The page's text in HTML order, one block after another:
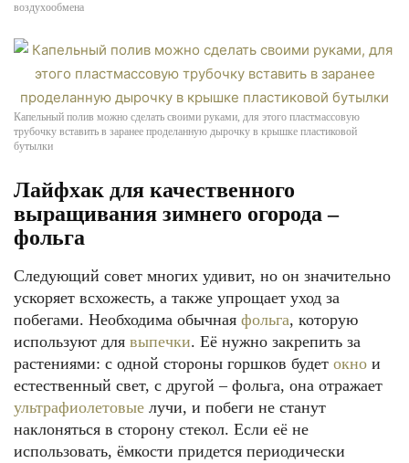
воздухообмена
Капельный полив можно сделать своими руками, для этого пластмассовую
трубочку вставить в заранее проделанную дырочку в крышке пластиковой
бутылки
Лайфхак для качественного
выращивания зимнего огорода –
фольга
Следующий совет многих удивит, но он значительно
ускоряет всхожесть, а также упрощает уход за
побегами. Необходима обычная фольга, которую
используют для выпечки. Её нужно закрепить за
растениями: с одной стороны горшков будет окно и
естественный свет, с другой – фольга, она отражает
ультрафиолетовые лучи, и побеги не станут
наклоняться в сторону стекол. Если её не
использовать, ёмкости придется периодически